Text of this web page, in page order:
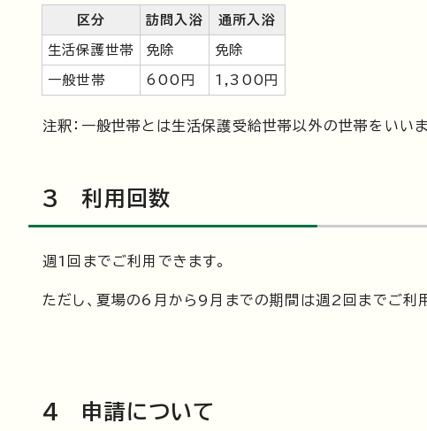
区分 訪問入浴 通所入浴
生活保護世帯 免除 免除
一般世帯 600円 1,300円
注釈：一般世帯とは生活保護受給世帯以外の世帯をいいま
3 利用回数
週1回までご利用できます。
ただし、夏場の6月から9月までの期間は週2回までご利
4 申請について